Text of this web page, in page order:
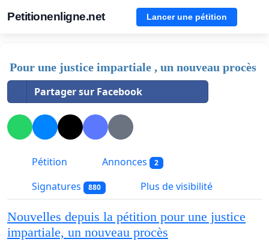
Petitionenligne.net Lancer une pétition
Pour une justice impartiale , un nouveau procès
Partager sur Facebook
Pétition Annonces 2
Signatures 880 Plus de visibilité
Nouvelles depuis la pétition pour une justice
impartiale, un nouveau procès